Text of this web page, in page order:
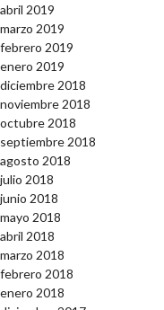
abril 2019
marzo 2019
febrero 2019
enero 2019
diciembre 2018
noviembre 2018
octubre 2018
septiembre 2018
agosto 2018
julio 2018
junio 2018
mayo 2018
abril 2018
marzo 2018
febrero 2018
enero 2018